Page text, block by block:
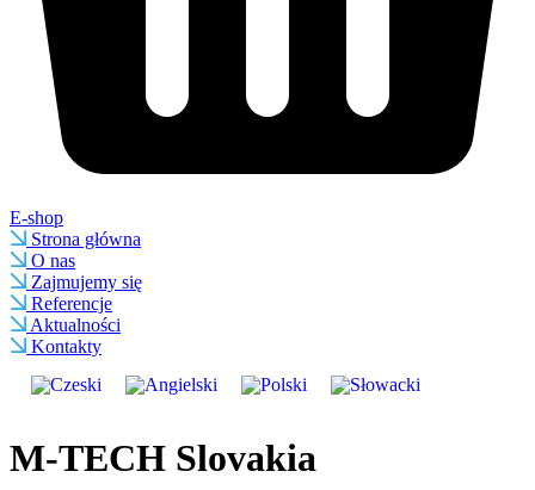
E-shop
Strona główna
O nas
Zajmujemy się
Referencje
Aktualności
Kontakty
M-TECH Slovakia